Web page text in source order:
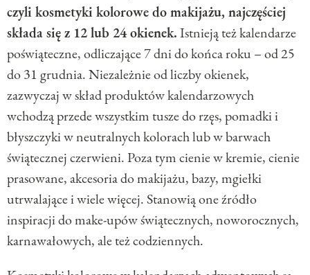
czyli kosmetyki kolorowe do makijażu, najczęściej
składa się z 12 lub 24 okienek.Istnieją też kalendarze
poświąteczne, odliczające 7 dni do końca roku – od 25
do 31 grudnia. Niezależnie od liczby okienek,
zazwyczaj w skład produktów kalendarzowych
wchodzą przede wszystkim tusze do rzęs, pomadki i
błyszczyki w neutralnych kolorach lub w barwach
świątecznej czerwieni. Poza tym cienie w kremie, cienie
prasowane, akcesoria do makijażu, bazy, mgiełki
utrwalające i wiele więcej. Stanowią one źródło
inspiracji do make-upów świątecznych, noworocznych,
karnawałowych, ale też codziennych.